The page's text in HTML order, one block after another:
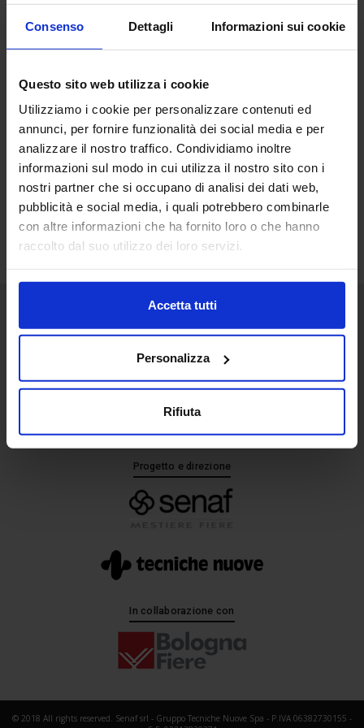
Consenso Dettagli Informazioni sui cookie
Questo sito web utilizza i cookie
Utilizziamo i cookie per personalizzare contenuti ed
annunci, per fornire funzionalità dei social media e per
analizzare il nostro traffico. Condividiamo inoltre
informazioni sul modo in cui utilizza il nostro sito con i
nostri partner che si occupano di analisi dei dati web,
pubblicità e social media, i quali potrebbero combinarle
con altre informazioni che ha fornito loro o che hanno
raccolto dal suo utilizzo dei loro servizi.
Accetta tutti
Personalizza
Rifiuta
Senaf srl
+ 39 051.325511
+ 39 02.332039460
Progetto e direzione
In collaborazione con
© 2018 All rights reserved. Senaf srl - Gruppo Tecniche Nuove Spa - P.IVA 06382730155 -